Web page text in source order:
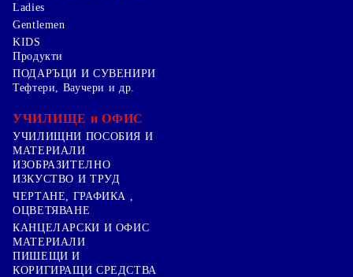
Ladies
Gentlemen
KIDS
Продукти
ПОДАРЪЦИ И СУВЕНИРИ
Тефтери, Ваучери и др.
УЧИЛИЩЕ и ОФИС
УЧИЛИЩНИ ПОСОБИЯ И
МАТЕРИАЛИ
ИЗОБРАЗИТЕЛНО
ИЗКУСТВО И ТРУД
ЧЕРТАНЕ, ГРАФИКА ,
ОЦВЕТЯВАНЕ
КАНЦЕЛАРСКИ И ОФИС
МАТЕРИАЛИ
ПИШЕЩИ И
КОРИГИРАЩИ СРЕДСТВА